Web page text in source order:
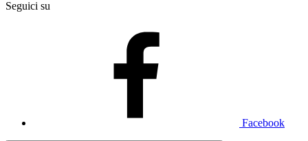
Seguici su
Facebook